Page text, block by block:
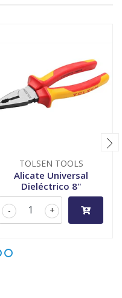
TOLSEN TOOLS
Alicate Universal
Dieléctrico 8"
+
-